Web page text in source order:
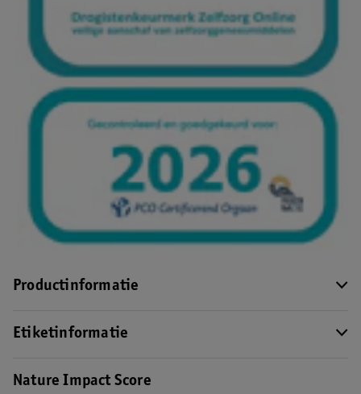
Productinformatie
Etiketinformatie
Nature Impact Score